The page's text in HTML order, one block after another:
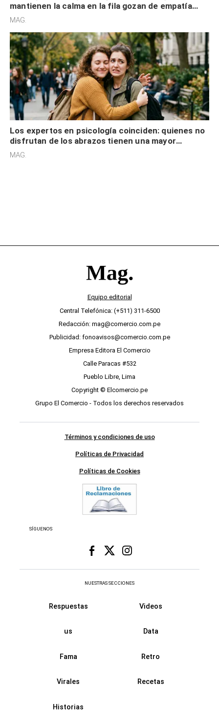
mantienen la calma en la fila gozan de empatía
cognitiva, gratitud y no solo tienen autocontrol
MAG.
Los expertos en psicología coinciden: quienes no
disfrutan de los abrazos tienen una mayor
sensibilidad a los estímulos físicos y no es por
MAG.
Equipo editorial
Central Telefónica: (+511) 311-6500
Redacción: mag@comercio.com.pe
Publicidad: fonoavisos@comercio.com.pe
Empresa Editora El Comercio
Calle Paracas #532
Pueblo Libre, Lima
Copyright © Elcomercio.pe
Grupo El Comercio - Todos los derechos reservados
Términos y condiciones de uso
Políticas de Privacidad
Políticas de Cookies
SÍGUENOS
NUESTRAS SECCIONES
Respuestas Videos
us Data
Fama Retro
Virales Recetas
Historias